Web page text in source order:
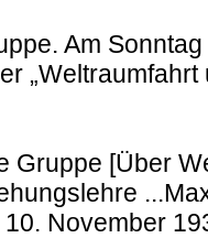
Am
Gruppe [Über
November